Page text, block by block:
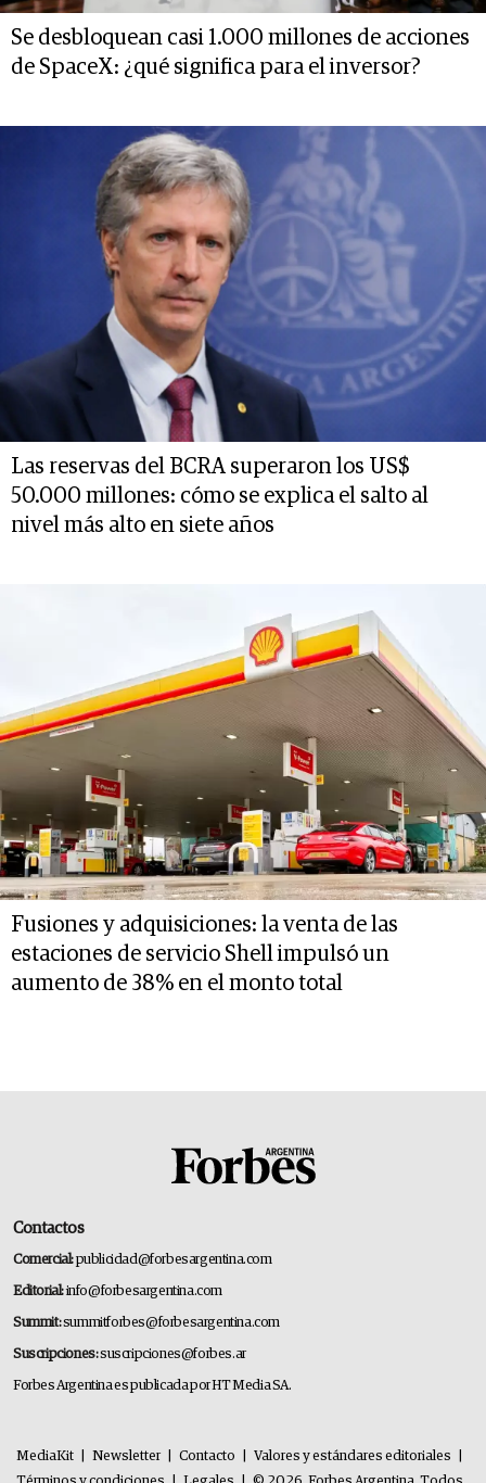
Se desbloquean casi 1.000 millones de acciones
de SpaceX: ¿qué significa para el inversor?
Las reservas del BCRA superaron los US$
50.000 millones: cómo se explica el salto al
nivel más alto en siete años
Fusiones y adquisiciones: la venta de las
estaciones de servicio Shell impulsó un
aumento de 38% en el monto total
Contactos
Comercial:publicidad@forbesargentina.com
Editorial:info@forbesargentina.com
Summit:summitforbes@forbesargentina.com
Suscripciones:suscripciones@forbes.ar
Forbes Argentina es publicada por HT Media SA.
MediaKit Newsletter Contacto Valores y estándares editoriales